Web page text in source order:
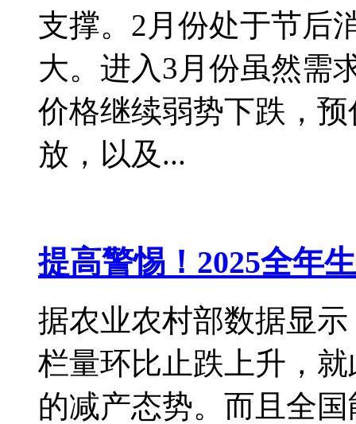
支撑。2月份处于节后
大。进入3月份虽然需
价格继续弱势下跌，
放，以及...
提高警惕！2025全年
据农业农村部数据显
栏量环比止跌上升，
的减产态势。而且全